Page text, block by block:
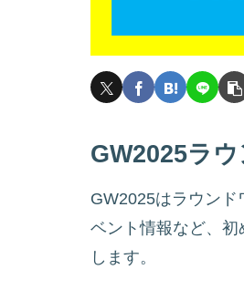
GW2025ラ
GW2025はラウン
ベント情報など、
します。